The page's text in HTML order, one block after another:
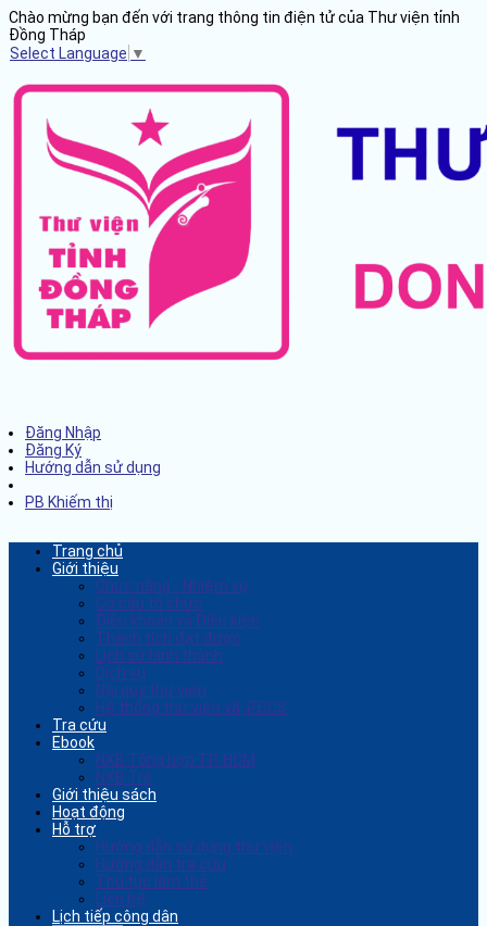
Chào mừng bạn đến với trang thông tin điện tử của Thư viện tỉnh
Đồng Tháp
Select Language ▼
Đăng Nhập
Đăng Ký
Hướng dẫn sử dụng
PB Khiếm thị
Trang chủ
Giới thiệu
Chức năng - Nhiệm vụ
Cơ cấu tổ chức
Điều khoản và Điều kiện
Thành tích đạt được
Lịch sử hình thành
Dịch vụ
Nội quy thư viện
Hệ thống thư viện xã, PĐCS
Tra cứu
Ebook
NXB Tổng hợp TP. HCM
NXB Trẻ
Giới thiệu sách
Hoạt động
Hỗ trợ
Hướng dẫn sử dụng thư viện
Hướng dẫn tra cứu
Thủ tục làm thẻ
Liên hệ
Lịch tiếp công dân